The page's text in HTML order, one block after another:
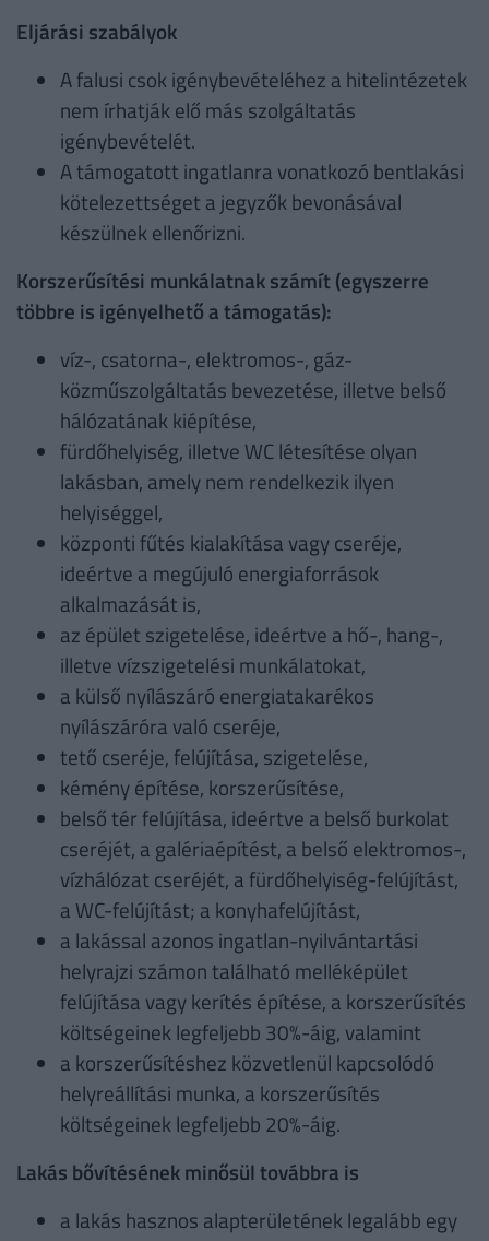
Eljárási szabályok
A falusi csok igénybevételéhez a hitelintézetek
nem írhatják elő más szolgáltatás
igénybevételét.
A támogatott ingatlanra vonatkozó bentlakási
kötelezettséget a jegyzők bevonásával
készülnek ellenőrizni.
Korszerűsítési munkálatnak számít (egyszerre
többre is igényelhető a támogatás):
víz-, csatorna-, elektromos-, gáz-
közműszolgáltatás bevezetése, illetve belső
hálózatának kiépítése,
fürdőhelyiség, illetve WC létesítése olyan
lakásban, amely nem rendelkezik ilyen
helyiséggel,
központi fűtés kialakítása vagy cseréje,
ideértve a megújuló energiaforrások
alkalmazását is,
az épület szigetelése, ideértve a hő-, hang-,
illetve vízszigetelési munkálatokat,
a külső nyílászáró energiatakarékos
nyílászáróra való cseréje,
tető cseréje, felújítása, szigetelése,
kémény építése, korszerűsítése,
belső tér felújítása, ideértve a belső burkolat
cseréjét, a galériaépítést, a belső elektromos-,
vízhálózat cseréjét, a fürdőhelyiség-felújítást,
a WC-felújítást; a konyhafelújítást,
a lakással azonos ingatlan-nyilvántartási
helyrajzi számon található melléképület
felújítása vagy kerítés építése, a korszerűsítés
költségeinek legfeljebb 30%-áig, valamint
a korszerűsítéshez közvetlenül kapcsolódó
helyreállítási munka, a korszerűsítés
költségeinek legfeljebb 20%-áig.
Lakás bővítésének minősül továbbra is
a lakás hasznos alapterületének legalább egy